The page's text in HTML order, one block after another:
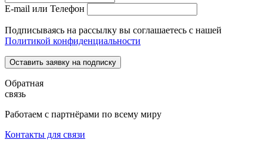
E-mail или Телефон
Подписываясь на рассылку вы соглашаетесь с нашей
Политикой конфиденциальности
Оставить заявку на подписку
Обратная
связь
Работаем с партнёрами по всему миру
Контакты для связи